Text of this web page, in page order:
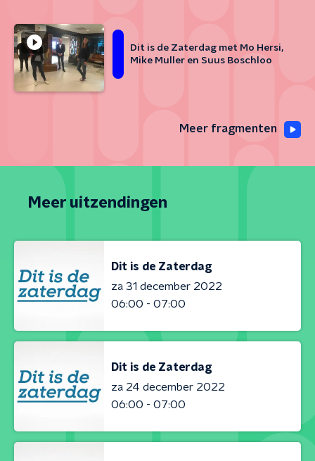
Dit is de Zaterdag met Mo Hersi,
Mike Muller en Suus Boschloo
Meer fragmenten
Meer uitzendingen
Dit is de Zaterdag
za 31 december 2022
06:00 - 07:00
Dit is de Zaterdag
za 24 december 2022
06:00 - 07:00